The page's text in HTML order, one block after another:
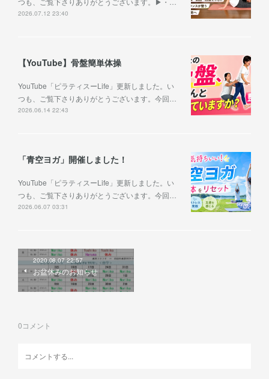
2026.07.12 23:40
【YouTube】骨盤簡単体操
YouTube「ピラティスーLife」更新しました。い
つも、ご覧下さりありがとうございます。今回…
2026.06.14 22:43
「青空ヨガ」開催しました！
YouTube「ピラティスーLife」更新しました。い
つも、ご覧下さりありがとうございます。今回…
2026.06.07 03:31
2020.08.07 22:57
お盆休みのお知らせ
0コメント